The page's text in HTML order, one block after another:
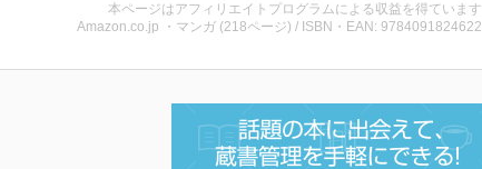
本ページはアフィリエイトプログラムによる収益を得ています
Amazon.co.jp ・マンガ (218ページ) / ISBN・EAN: 9784091824622